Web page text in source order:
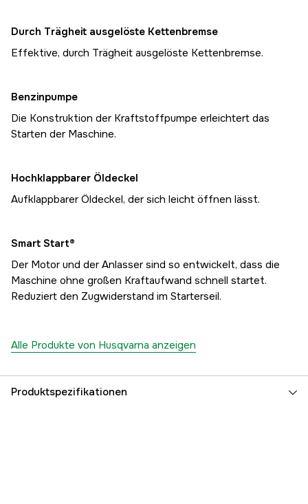
Durch Trägheit ausgelöste Kettenbremse
Effektive, durch Trägheit ausgelöste Kettenbremse.
Benzinpumpe
Die Konstruktion der Kraftstoffpumpe erleichtert das
Starten der Maschine.
Hochklappbarer Öldeckel
Aufklappbarer Öldeckel, der sich leicht öffnen lässt.
Smart Start®
Der Motor und der Anlasser sind so entwickelt, dass die
Maschine ohne großen Kraftaufwand schnell startet.
Reduziert den Zugwiderstand im Starterseil.
Alle Produkte von Husqvarna anzeigen
Produktspezifikationen